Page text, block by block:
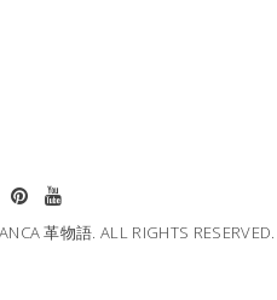
革物語. ALL RIGHTS RESERVED.